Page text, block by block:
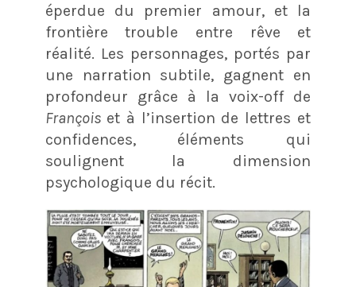
éperdue du premier amour, et la
frontière trouble entre rêve et
réalité. Les personnages, portés par
une narration subtile, gagnent en
profondeur grâce à la voix-off de
François et à l’insertion de lettres et
confidences, éléments qui
soulignent la dimension
psychologique du récit.